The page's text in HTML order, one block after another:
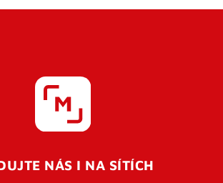
NÁS I NA SÍTÍCH